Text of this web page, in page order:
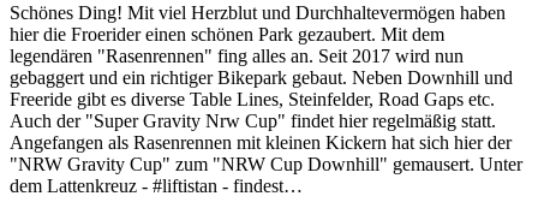
Schönes Ding! Mit viel Herzblut und Durchhaltevermögen haben
hier die Froerider einen schönen Park gezaubert. Mit dem
legendären "Rasenrennen" fing alles an. Seit 2017 wird nun
gebaggert und ein richtiger Bikepark gebaut. Neben Downhill und
Freeride gibt es diverse Table Lines, Steinfelder, Road Gaps etc.
Auch der "Super Gravity Nrw Cup" findet hier regelmäßig statt.
Angefangen als Rasenrennen mit kleinen Kickern hat sich hier der
"NRW Gravity Cup" zum "NRW Cup Downhill" gemausert. Unter
dem Lattenkreuz - #liftistan - findest…